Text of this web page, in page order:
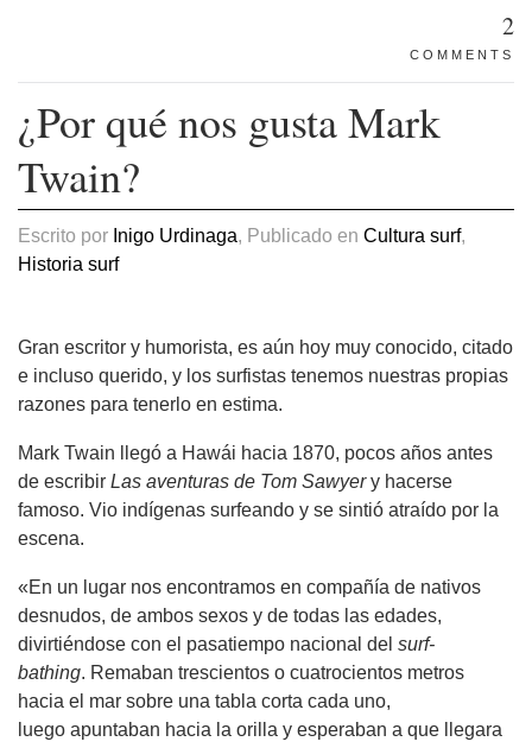
2
COMMENTS
¿Por qué nos gusta Mark
Twain?
Escrito por Inigo Urdinaga, Publicado en Cultura surf,
Historia surf
Gran escritor y humorista, es aún hoy muy conocido, citado
e incluso querido, y los surfistas tenemos nuestras propias
razones para tenerlo en estima.
Mark Twain llegó a Hawái hacia 1870, pocos años antes
de escribir Las aventuras de Tom Sawyery hacerse
famoso. Vio indígenas surfeando y se sintió atraído por la
escena.
«En un lugar nos encontramos en compañía de nativos
desnudos, de ambos sexos y de todas las edades,
divirtiéndose con el pasatiempo nacional del surf-
bathing. Remaban trescientos o cuatrocientos metros
hacia el mar sobre una tabla corta cada uno,
luego apuntaban hacia la orilla y esperaban a que llegara